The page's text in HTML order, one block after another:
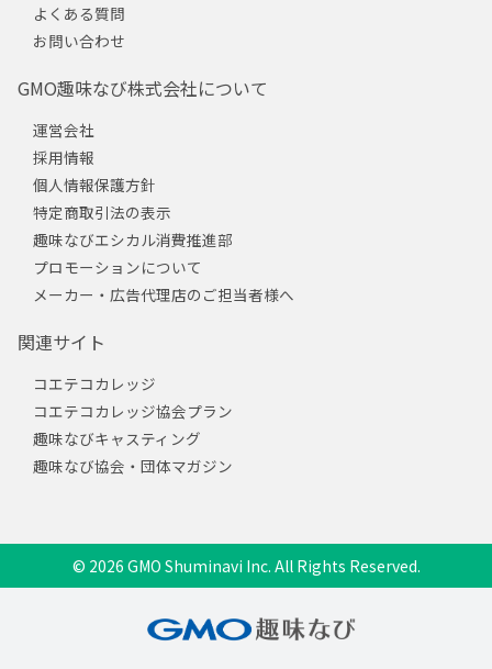
よくある質問
お問い合わせ
GMO趣味なび株式会社について
運営会社
採用情報
個人情報保護方針
特定商取引法の表示
趣味なびエシカル消費推進部
プロモーションについて
メーカー・広告代理店のご担当者様へ
関連サイト
コエテコカレッジ
コエテコカレッジ協会プラン
趣味なびキャスティング
趣味なび協会・団体マガジン
© 2026 GMO Shuminavi Inc. All Rights Reserved.